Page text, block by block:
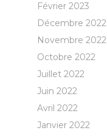
Février 2023
Décembre 2022
Novembre 2022
Octobre 2022
Juillet 2022
Juin 2022
Avril 2022
Janvier 2022